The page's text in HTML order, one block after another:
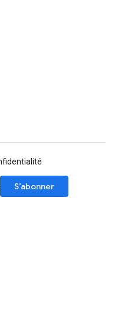
S’abonner